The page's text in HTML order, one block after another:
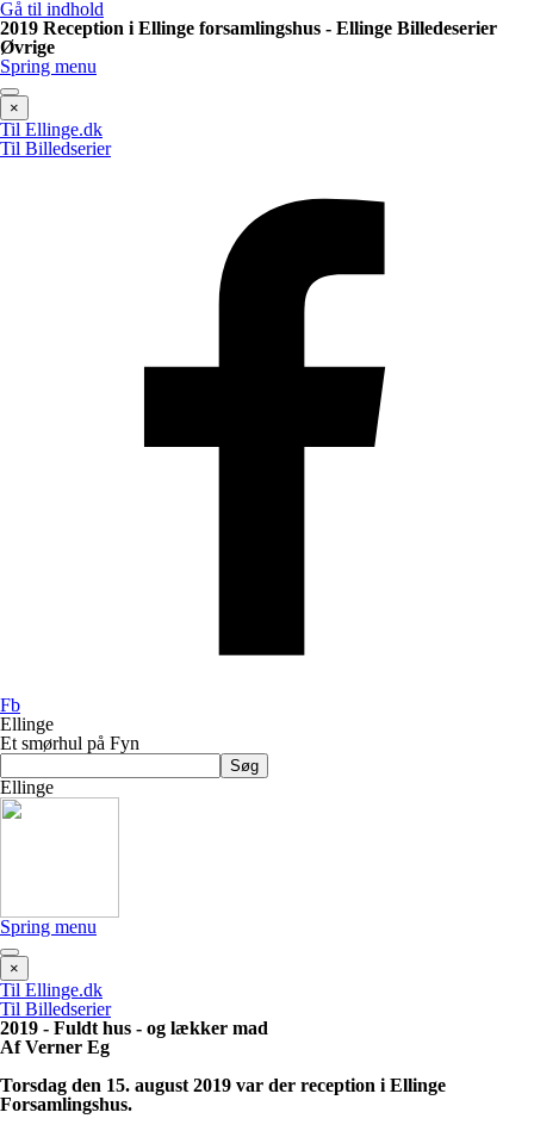
Gå til indhold
2019 Reception i Ellinge forsamlingshus - Ellinge Billedeserier
Øvrige
Spring menu
×
Til Ellinge.dk
Til Billedserier
Fb
Ellinge
Et smørhul på Fyn
Søg
Ellinge
Spring menu
×
Til Ellinge.dk
Til Billedserier
2019 - Fuldt hus - og lækker mad
Af Verner Eg
Torsdag den 15. august 2019 var der reception i Ellinge
Forsamlingshus.